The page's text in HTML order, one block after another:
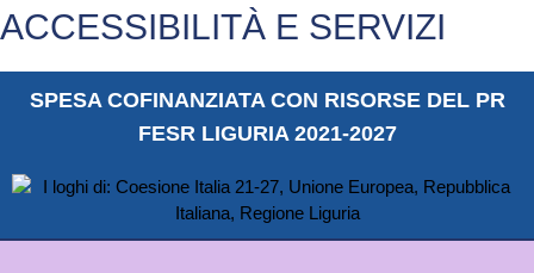
ACCESSIBILITÀ E SERVIZI
SPESA COFINANZIATA CON RISORSE DEL PR
FESR LIGURIA 2021-2027